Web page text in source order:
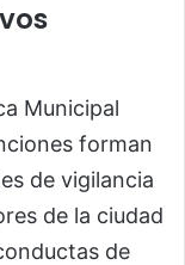
Municipal
forman
de vigilancia
de la ciudad
de